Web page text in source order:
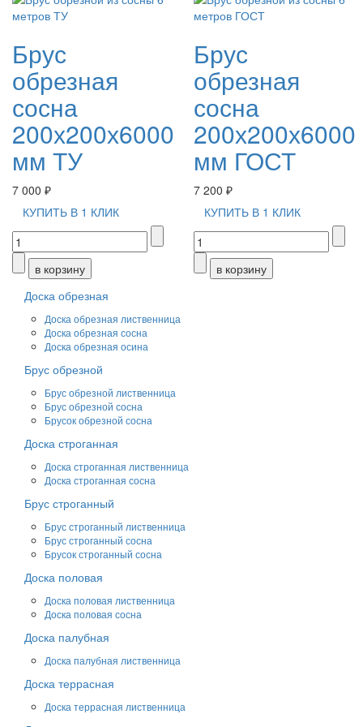
Брус
обрезная
сосна
200х200х6000
мм ТУ
7 000 ₽
КУПИТЬ В 1 КЛИК
Брус
обрезная
сосна
200х200х6000
мм ГОСТ
7 200 ₽
КУПИТЬ В 1 КЛИК
Доска обрезная
Доска обрезная лиственница
Доска обрезная сосна
Доска обрезная осина
Брус обрезной
Брус обрезной лиственница
Брус обрезной сосна
Брусок обрезной сосна
Доска строганная
Доска строганная лиственница
Доска строганная сосна
Брус строганный
Брус строганный лиственница
Брус строганный сосна
Брусок строганный сосна
Доска половая
Доска половая лиственница
Доска половая сосна
Доска палубная
Доска палубная лиственница
Доска террасная
Доска террасная лиственница